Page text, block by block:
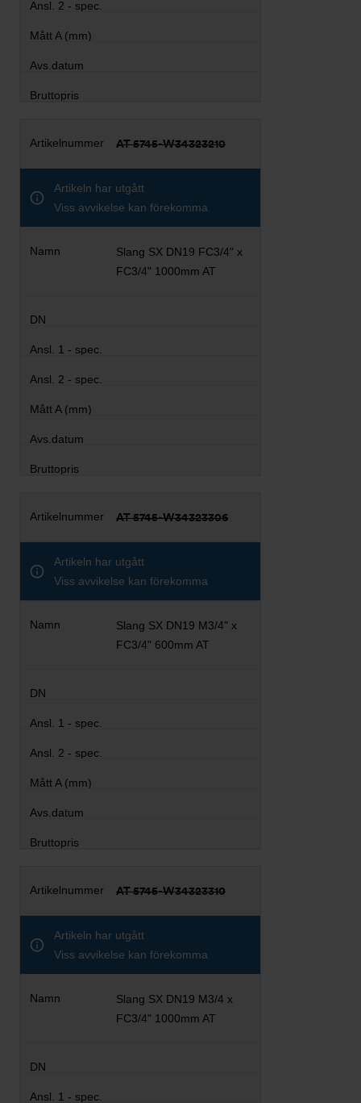
AT 5745-W34323210
Artikeln har utgått
Viss avvikelse kan förekomma
Slang SX DN19 FC3/4" x
FC3/4" 1000mm AT
AT 5745-W34323306
Artikeln har utgått
Viss avvikelse kan förekomma
Slang SX DN19 M3/4" x
FC3/4" 600mm AT
AT 5745-W34323310
Artikeln har utgått
Viss avvikelse kan förekomma
Slang SX DN19 M3/4 x
FC3/4" 1000mm AT